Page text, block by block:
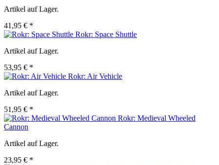
Artikel auf Lager.
41,95 € *
Rokr: Space Shuttle
Artikel auf Lager.
53,95 € *
Rokr: Air Vehicle
Artikel auf Lager.
51,95 € *
Rokr: Medieval Wheeled
Cannon
Artikel auf Lager.
23,95 € *